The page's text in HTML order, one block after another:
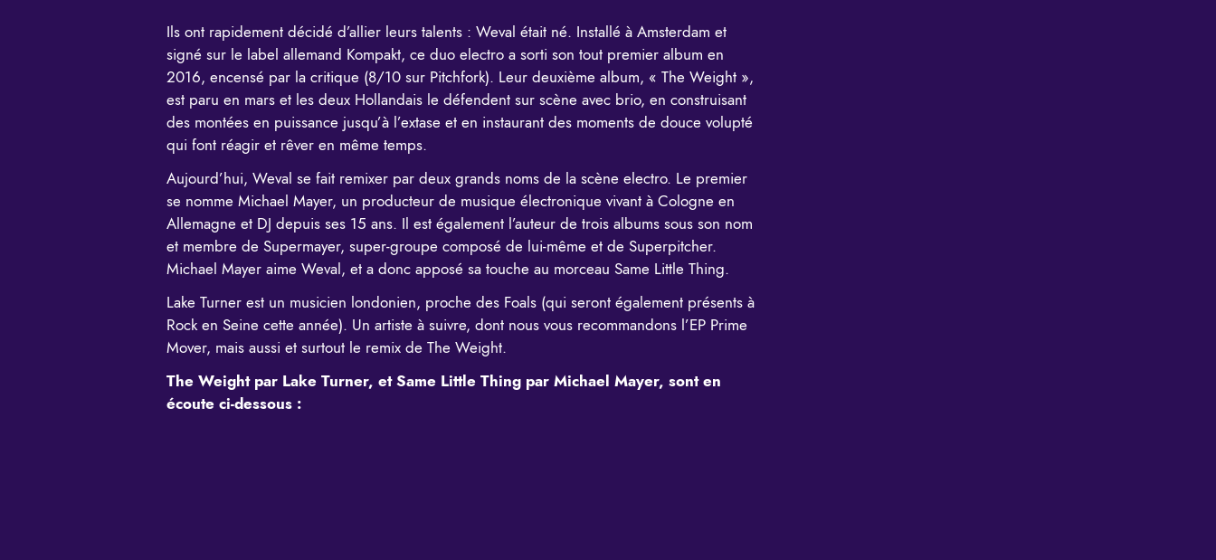
Ils ont rapidement décidé d’allier leurs talents : Weval était né. Installé à Amsterdam et
signé sur le label allemand Kompakt, ce duo electro a sorti son tout premier album en
2016, encensé par la critique (8/10 sur Pitchfork). Leur deuxième album, « The Weight »,
est paru en mars et les deux Hollandais le défendent sur scène avec brio, en construisant
des montées en puissance jusqu’à l’extase et en instaurant des moments de douce volupté
qui font réagir et rêver en même temps.
Aujourd’hui, Weval se fait remixer par deux grands noms de la scène electro. Le premier
se nomme Michael Mayer, un producteur de musique électronique vivant à Cologne en
Allemagne et DJ depuis ses 15 ans. Il est également l’auteur de trois albums sous son nom
et membre de Supermayer, super-groupe composé de lui-même et de Superpitcher.
Michael Mayer aime Weval, et a donc apposé sa touche au morceau Same Little Thing.
Lake Turner est un musicien londonien, proche des Foals (qui seront également présents à
Rock en Seine cette année). Un artiste à suivre, dont nous vous recommandons l’EP Prime
Mover, mais aussi et surtout le remix de The Weight.
The Weight par Lake Turner, et Same Little Thing par Michael Mayer, sont en
écoute ci-dessous :